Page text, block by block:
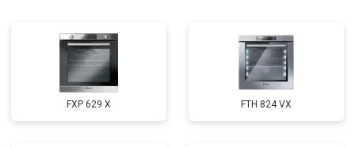
FXP 629 X FTH 824 VX